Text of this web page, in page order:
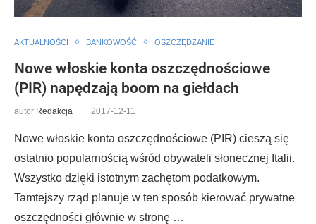
AKTUALNOŚCI BANKOWOŚĆ OSZCZĘDZANIE
Nowe włoskie konta oszczędnościowe
(PIR) napędzają boom na giełdach
autor Redakcja 2017-12-11
Nowe włoskie konta oszczędnościowe (PIR) cieszą się
ostatnio popularnością wśród obywateli słonecznej Italii.
Wszystko dzięki istotnym zachętom podatkowym.
Tamtejszy rząd planuje w ten sposób kierować prywatne
oszczędności głównie w stronę …